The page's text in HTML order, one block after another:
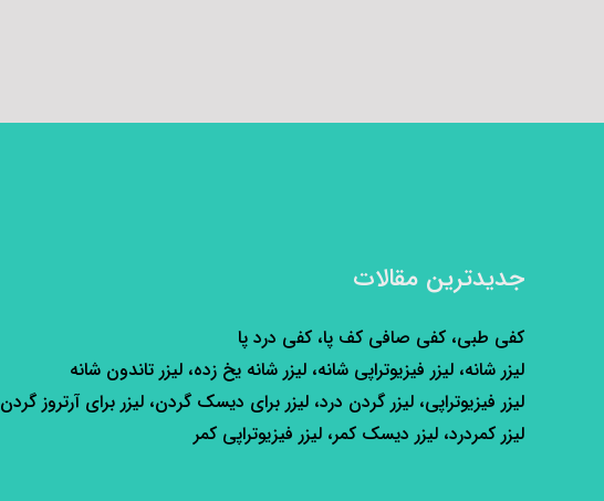
جدیدترین مقالات
کفی طبی، کفی صافی کف پا، کفی درد پا
لیزر شانه، لیزر فیزیوتراپی شانه، لیزر شانه یخ زده، لیزر تاندون شانه
لیزر فیزیوتراپی، لیزر گردن درد، لیزر برای دیسک گردن، لیزر برای آرتروز گردن
لیزر کمردرد، لیزر دیسک کمر، لیزر فیزیوتراپی کمر